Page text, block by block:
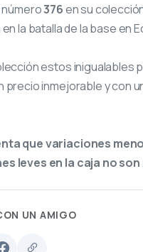
número376en su
la batalla de la base en
estos inigualables
precio inmejorable y con
que variaciones
leves en la caja no
UN AMIGO